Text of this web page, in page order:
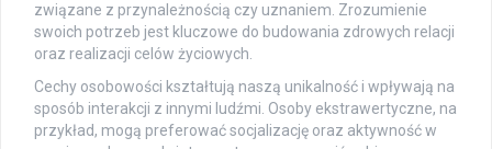
związane z przynależnością czy uznaniem. Zrozumienie
swoich potrzeb jest kluczowe do budowania zdrowych relacji
oraz realizacji celów życiowych.
Cechy osobowości kształtują naszą unikalność i wpływają na
sposób interakcji z innymi ludźmi. Osoby ekstrawertyczne, na
przykład, mogą preferować socjalizację oraz aktywność w